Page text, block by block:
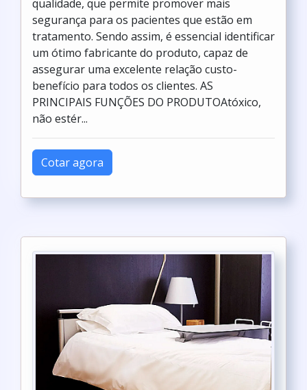
qualidade, que permite promover mais
segurança para os pacientes que estão em
tratamento. Sendo assim, é essencial identificar
um ótimo fabricante do produto, capaz de
assegurar uma excelente relação custo-
benefício para todos os clientes. AS
PRINCIPAIS FUNÇÕES DO PRODUTOAtóxico,
não estér...
Cotar agora